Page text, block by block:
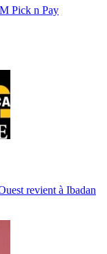
Pick n Pay
revient à Ibadan